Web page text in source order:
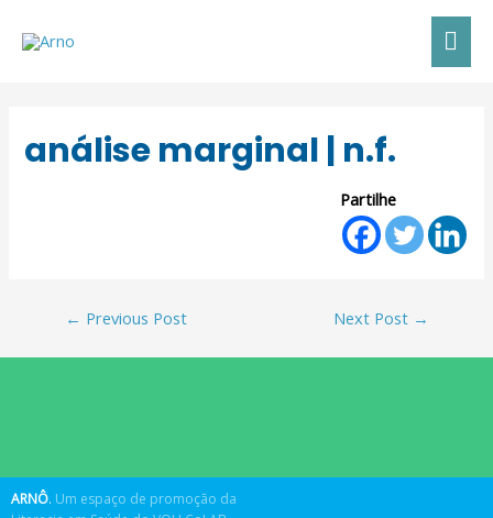
análise marginal | n.f.
Partilhe
← Previous Post Next Post →
ARNÔ. Um espaço de promoção da